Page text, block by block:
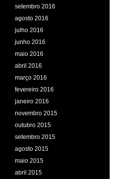
setembro 2016
agosto 2016
julho 2016
junho 2016
maio 2016
abril 2016
março 2016
fevereiro 2016
janeiro 2016
novembro 2015
outubro 2015
setembro 2015
agosto 2015
maio 2015
abril 2015